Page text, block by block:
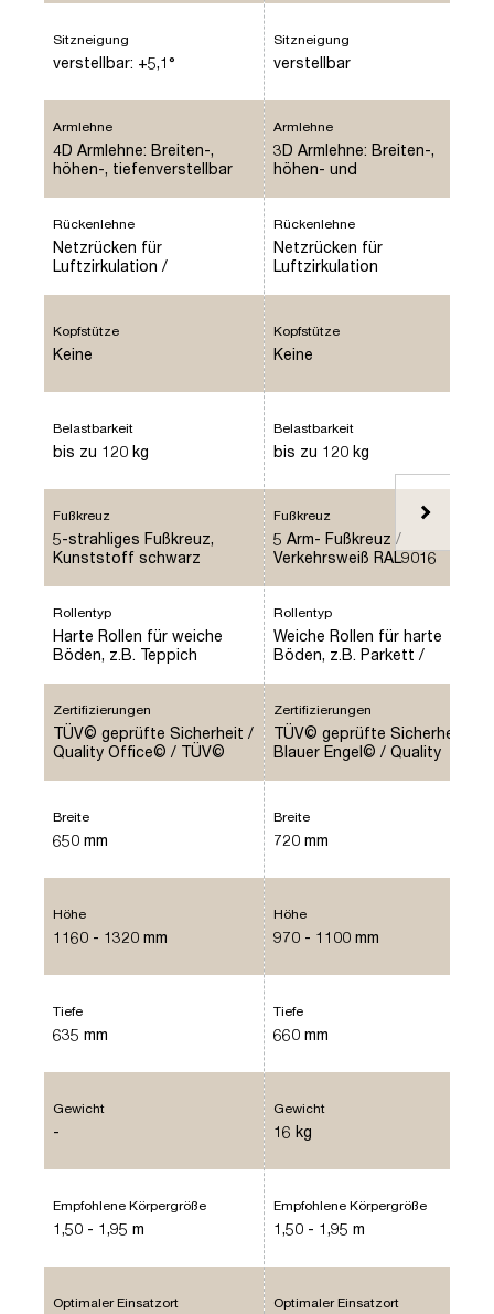
Sitzneigung
verstellbar: +5,1°
Armlehne
4D Armlehne: Breiten-,
höhen-, tiefenverstellbar
Rückenlehne
Netzrücken für
Luftzirkulation /
Kopfstütze
Keine
Belastbarkeit
bis zu 120 kg
Fußkreuz
5-strahliges Fußkreuz,
Kunststoff schwarz
Rollentyp
Harte Rollen für weiche
Böden, z.B. Teppich
Zertifizierungen
TÜV© geprüfte Sicherheit /
Quality Office© / TÜV©
Breite
650 mm
Höhe
1160 - 1320 mm
Tiefe
635 mm
Gewicht
-
Empfohlene Körpergröße
1,50 - 1,95 m
Optimaler Einsatzort
Sitzneigung
verstellbar
Armlehne
3D Armlehne: Breiten-,
höhen- und
höhenverstellbar 80mm
Rückenlehne
Netzrücken für
Luftzirkulation
Kopfstütze
Keine
Belastbarkeit
bis zu 120 kg
Fußkreuz
5 Arm- Fußkreuz /
Verkehrsweiß RAL9016
Rollentyp
Weiche Rollen für harte
Böden, z.B. Parkett /
Zertifizierungen
TÜV© geprüfte Sicherheit /
Blauer Engel© / Quality
Breite
720 mm
Höhe
970 - 1100 mm
Tiefe
660 mm
Gewicht
16 kg
Empfohlene Körpergröße
1,50 - 1,95 m
Optimaler Einsatzort